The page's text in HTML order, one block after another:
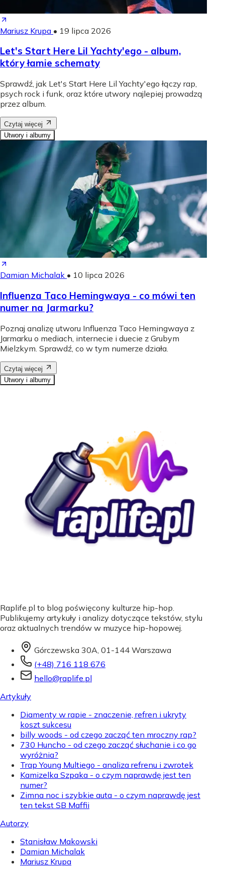
Mariusz Krupa • 19 lipca 2026
Let's Start Here Lil Yachty'ego - album,
który łamie schematy
Sprawdź, jak Let's Start Here Lil Yachty'ego łączy rap,
psych rock i funk, oraz które utwory najlepiej prowadzą
przez album.
Czytaj więcej
Utwory i albumy
Damian Michalak • 10 lipca 2026
Influenza Taco Hemingwaya - co mówi ten
numer na Jarmarku?
Poznaj analizę utworu Influenza Taco Hemingwaya z
Jarmarku o mediach, internecie i duecie z Grubym
Mielzkym. Sprawdź, co w tym numerze działa.
Czytaj więcej
Utwory i albumy
Raplife.pl to blog poświęcony kulturze hip-hop.
Publikujemy artykuły i analizy dotyczące tekstów, stylu
oraz aktualnych trendów w muzyce hip-hopowej.
Górczewska 30A, 01-144 Warszawa
(+48) 716 118 676
hello@raplife.pl
Artykuły
Diamenty w rapie - znaczenie, refren i ukryty
koszt sukcesu
billy woods - od czego zacząć ten mroczny rap?
730 Huncho - od czego zacząć słuchanie i co go
wyróżnia?
Trap Young Multiego - analiza refrenu i zwrotek
Kamizelka Szpaka - o czym naprawdę jest ten
numer?
Zimna noc i szybkie auta - o czym naprawdę jest
ten tekst SB Maffii
Autorzy
Stanisław Makowski
Damian Michalak
Mariusz Krupa